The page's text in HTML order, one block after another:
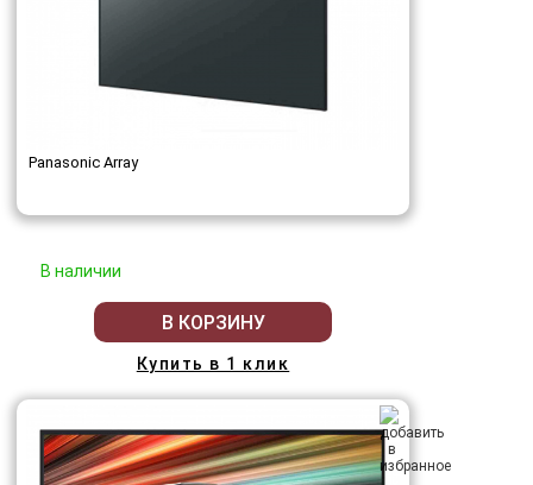
Panasonic Array
В наличии
В КОРЗИНУ
Купить в 1 клик